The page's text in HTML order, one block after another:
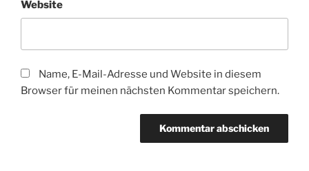
Website
Name, E-Mail-Adresse und Website in diesem
Browser für meinen nächsten Kommentar speichern.